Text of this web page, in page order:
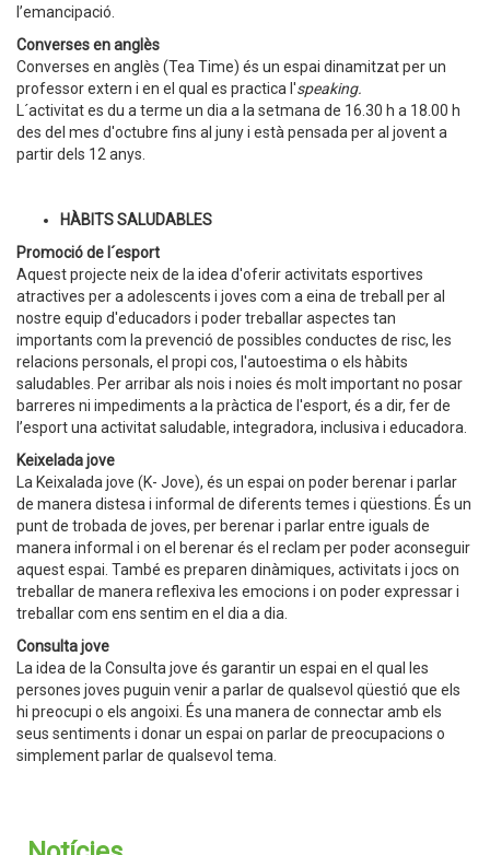
l’emancipació.
Converses en anglès
Converses en anglès (Tea Time) és un espai dinamitzat per un
professor extern i en el qual es practica l'speaking.
L´activitat es du a terme un dia a la setmana de 16.30 h a 18.00 h
des del mes d'octubre fins al juny i està pensada per al jovent a
partir dels 12 anys.
HÀBITS SALUDABLES
Promoció de l´esport
Aquest projecte neix de la idea d'oferir activitats esportives
atractives per a adolescents i joves com a eina de treball per al
nostre equip d'educadors i poder treballar aspectes tan
importants com la prevenció de possibles conductes de risc, les
relacions personals, el propi cos, l'autoestima o els hàbits
saludables. Per arribar als nois i noies és molt important no posar
barreres ni impediments a la pràctica de l'esport, és a dir, fer de
l’esport una activitat saludable, integradora, inclusiva i educadora.
Keixelada jove
La Keixalada jove (K- Jove), és un espai on poder berenar i parlar
de manera distesa i informal de diferents temes i qüestions. És un
punt de trobada de joves, per berenar i parlar entre iguals de
manera informal i on el berenar és el reclam per poder aconseguir
aquest espai. També es preparen dinàmiques, activitats i jocs on
treballar de manera reflexiva les emocions i on poder expressar i
treballar com ens sentim en el dia a dia.
Consulta jove
La idea de la Consulta jove és garantir un espai en el qual les
persones joves puguin venir a parlar de qualsevol qüestió que els
hi preocupi o els angoixi. És una manera de connectar amb els
seus sentiments i donar un espai on parlar de preocupacions o
simplement parlar de qualsevol tema.